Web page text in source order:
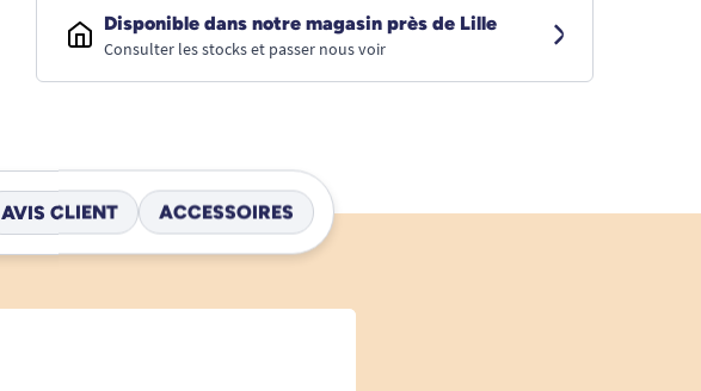
Disponible dans notre magasin près de Lille
Consulter les stocks et passer nous voir
AVIS CLIENT ACCESSOIRES